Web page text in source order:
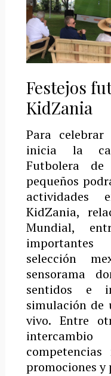
Festejos
KidZania
Para
inicia la
Futbolera de
pequeños
actividades
KidZania,
Mundial,
selección
sensorama
sentidos e
simulación
vivo. Entre
promociones y